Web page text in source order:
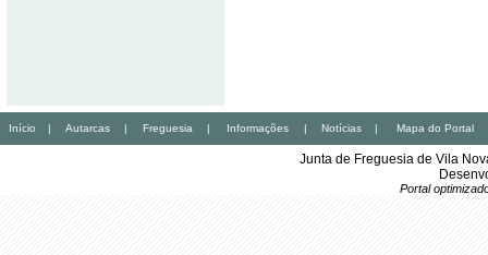
Início | Autarcas | Freguesia | Informações | Notícias | Mapa do Portal
Junta de Freguesia de Vila
Portal